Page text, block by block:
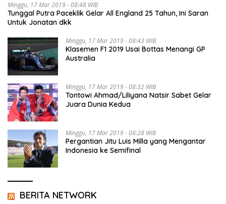
Minggu, 17 Mar 2019 - 08:48 WIB
Tunggal Putra Paceklik Gelar All England 25 Tahun, Ini Saran
Untuk Jonatan dkk
Minggu, 17 Mar 2019 - 08:43 WIB
Klasemen F1 2019 Usai Bottas Menangi GP
Australia
Minggu, 17 Mar 2019 - 08:32 WIB
Tontowi Ahmad/Liliyana Natsir Sabet Gelar
Juara Dunia Kedua
Minggu, 17 Mar 2019 - 08:28 WIB
Pergantian Jitu Luis Milla yang Mengantar
Indonesia ke Semifinal
BERITA NETWORK